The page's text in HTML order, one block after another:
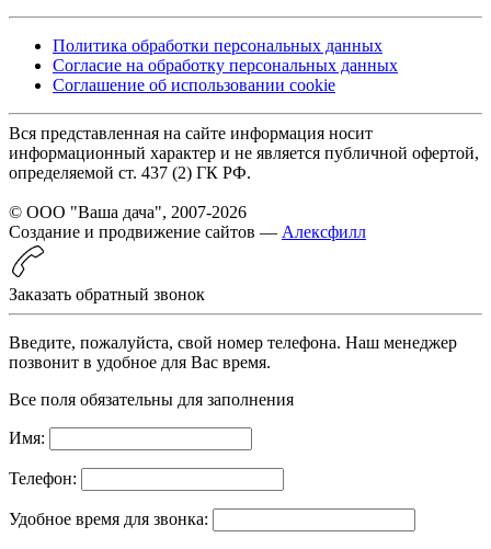
Политика обработки персональных данных
Согласие на обработку персональных данных
Соглашение об использовании cookie
Вся представленная на сайте информация носит
информационный характер и не является публичной офертой,
определяемой ст. 437 (2) ГК РФ.
© ООО "Ваша дача", 2007-2026
Создание и продвижение сайтов — Алексфилл
Заказать обратный звонок
Введите, пожалуйста, свой номер телефона. Наш менеджер
позвонит в удобное для Вас время.
Все поля обязательны для заполнения
Имя:
Телефон:
Удобное время для звонка: